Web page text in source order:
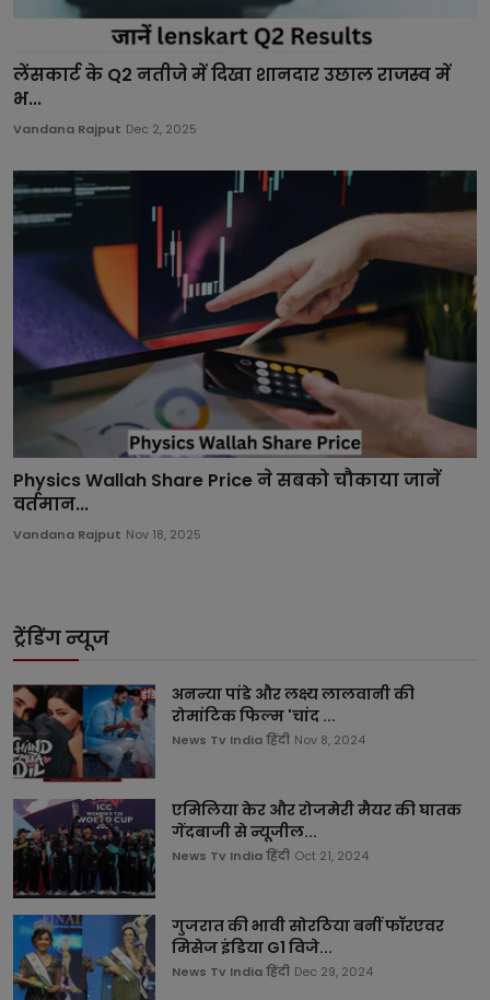
लेंसकार्ट के Q2 नतीजे में दिखा शानदार उछाल राजस्व में
भ...
Vandana Rajput Dec 2, 2025
Physics Wallah Share Price ने सबको चौकाया जानें
वर्तमान...
Vandana Rajput Nov 18, 2025
ट्रेंडिंग न्यूज
अनन्या पांडे और लक्ष्य लालवानी की
रोमांटिक फिल्म 'चांद ...
News Tv India हिंदी Nov 8, 2024
एमिलिया केर और रोजमेरी मैयर की घातक
गेंदबाजी से न्यूजील...
News Tv India हिंदी Oct 21, 2024
गुजरात की भावी सोरठिया बनीं फॉरएवर
मिसेज इंडिया G1 विजे...
News Tv India हिंदी Dec 29, 2024